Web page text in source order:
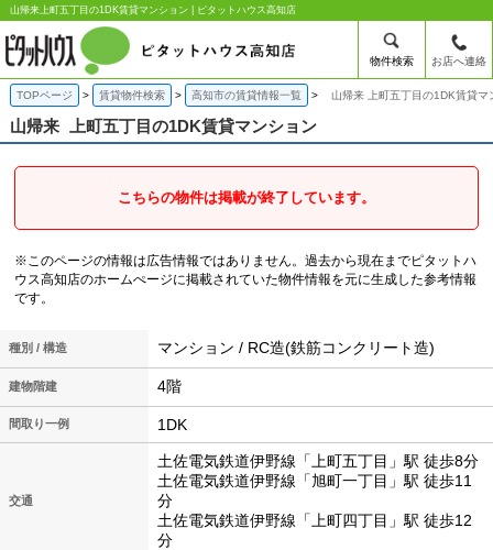
山帰来上町五丁目の1DK賃貸マンション | ピタットハウス高知店
物件検索 お店へ連絡
TOPページ 賃貸物件検索 高知市の賃貸情報一覧 山帰来 上町五丁目の1DK賃貸マ
山帰来 上町五丁目の1DK賃貸マンション
こちらの物件は掲載が終了しています。
※このページの情報は広告情報ではありません。過去から現在までピタットハ
ウス高知店のホームぺージに掲載されていた物件情報を元に生成した参考情報
です。
種別 / 構造 マンション / RC造(鉄筋コンクリート造)
建物階建 4階
間取り一例 1DK
交通
土佐電気鉄道伊野線「上町五丁目」駅 徒歩8分
土佐電気鉄道伊野線「旭町一丁目」駅 徒歩11
分
土佐電気鉄道伊野線「上町四丁目」駅 徒歩12
分